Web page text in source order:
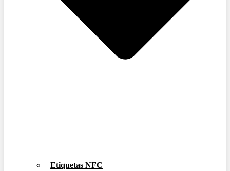
Etiquetas NFC